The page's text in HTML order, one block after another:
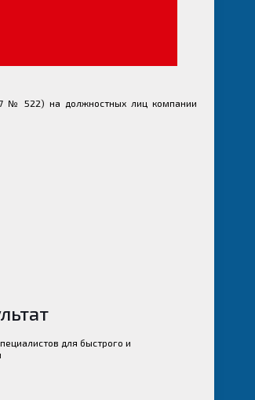
№ 522) на должностных лиц компании
для быстрого и